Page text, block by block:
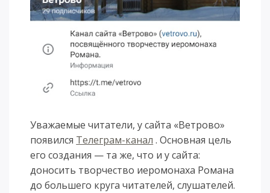
Уважаемые читатели, у сайта «Ветрово»
появился Телеграм-канал . Основная цель
его создания — та же, что и у сайта:
доносить творчество иеромонаха Романа
до большего круга читателей, слушателей.